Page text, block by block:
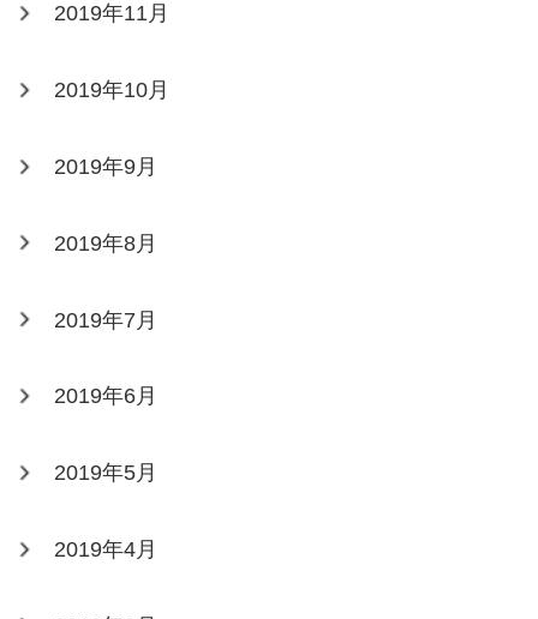
2019年11月
2019年10月
2019年9月
2019年8月
2019年7月
2019年6月
2019年5月
2019年4月